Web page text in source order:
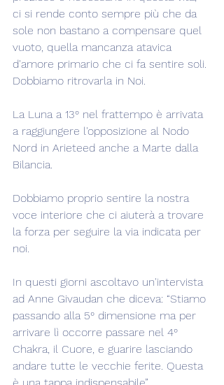
ci si rende conto sempre più che da
sole non bastano a compensare quel
vuoto, quella mancanza atavica
d'amore primario che ci fa sentire soli.
Dobbiamo ritrovarla in Noi.
La Luna a 13° nel frattempo è arrivata
a raggiungere l'opposizione al Nodo
Nord in Arieteed anche a Marte dalla
Bilancia.
Dobbiamo proprio sentire la nostra
voce interiore che ci aiuterà a trovare
la forza per seguire la via indicata per
noi.
In questi giorni ascoltavo un'intervista
ad Anne Givaudan che diceva: “Stiamo
passando alla 5° dimensione ma per
arrivare lì occorre passare nel 4°
Chakra, il Cuore, e guarire lasciando
andare tutte le vecchie ferite. Questa